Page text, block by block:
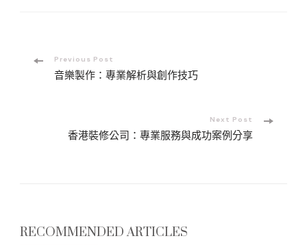
PostPrevious Post
音樂製作：專業解析與創作技巧
Next Post
香港裝修公司：專業服務與成功案例分享
RECOMMENDED ARTICLES